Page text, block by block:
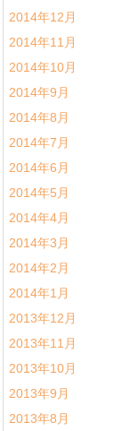
2014年12月
2014年11月
2014年10月
2014年9月
2014年8月
2014年7月
2014年6月
2014年5月
2014年4月
2014年3月
2014年2月
2014年1月
2013年12月
2013年11月
2013年10月
2013年9月
2013年8月